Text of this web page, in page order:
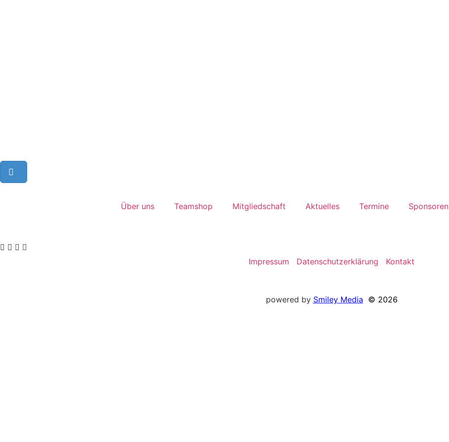
Über uns Teamshop Mitgliedschaft Aktuelles Termine Sponsoren
Impressum Datenschutzerklärung Kontakt
powered by SmileyMedia © 2026